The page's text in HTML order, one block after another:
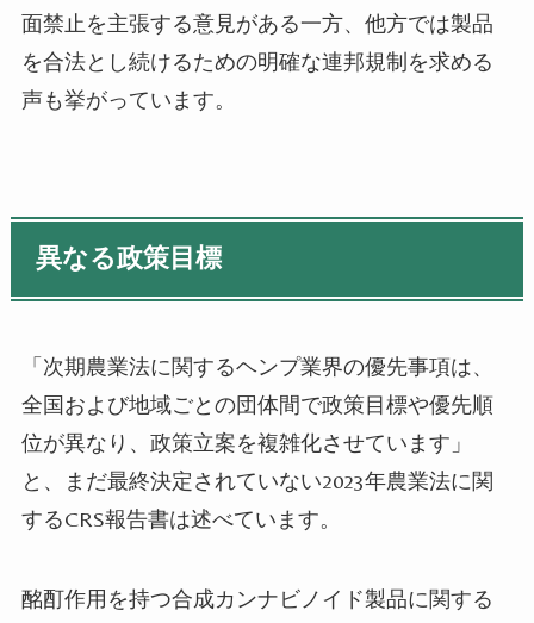
面禁止を主張する意見がある一方、他方では製品
を合法とし続けるための明確な連邦規制を求める
声も挙がっています。
異なる政策目標
「次期農業法に関するヘンプ業界の優先事項は、
全国および地域ごとの団体間で政策目標や優先順
位が異なり、政策立案を複雑化させています」
と、まだ最終決定されていない2023年農業法に関
するCRS報告書は述べています。
酩酊作用を持つ合成カンナビノイド製品に関する